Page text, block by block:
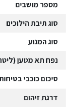
מספר מושבים
סוג תיבת הילוכים
סוג המנוע
נפח תא מטען
סיכום כוכבי
דרגת זיהום